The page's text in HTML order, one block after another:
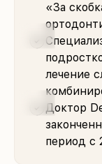
«За
лечение
Доктор
период с